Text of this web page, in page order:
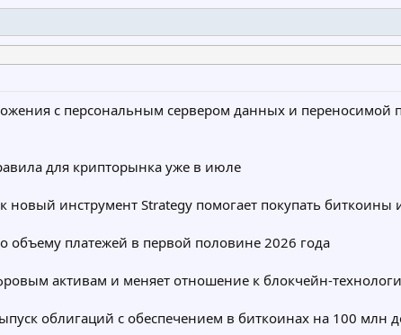
с персональным сервером данных и переносимой
для крипторынка уже в июле
новый инструмент Strategy помогает покупать биткоины
объему платежей в первой половине 2026 года
активам и меняет отношение к блокчейн-
облигаций с обеспечением в биткоинах на 100 млн